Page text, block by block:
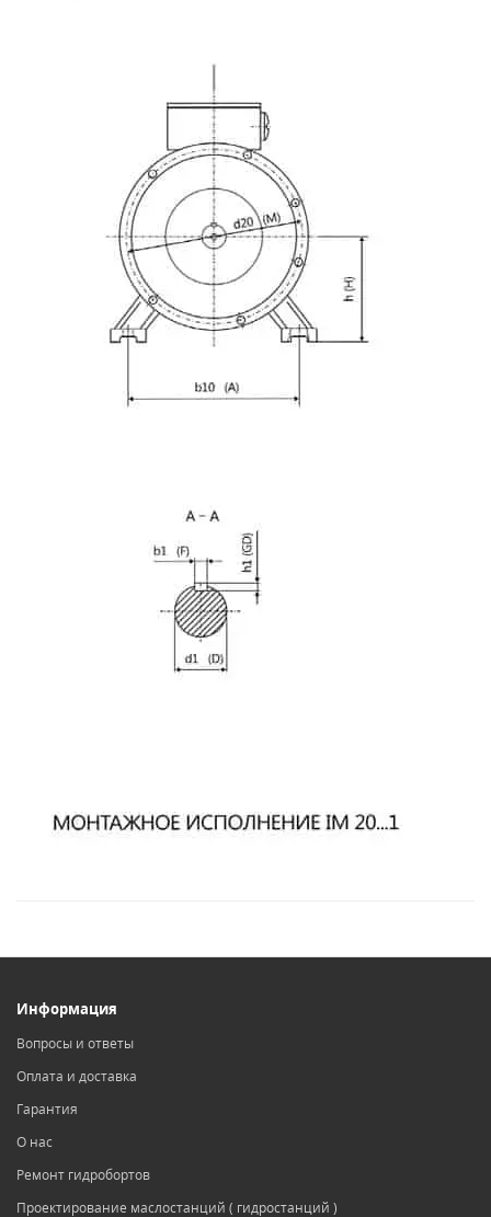
Информация
Вопросы и ответы
Оплата и доставка
Гарантия
О нас
Ремонт гидробортов
Проектирование маслостанций ( гидростанций )